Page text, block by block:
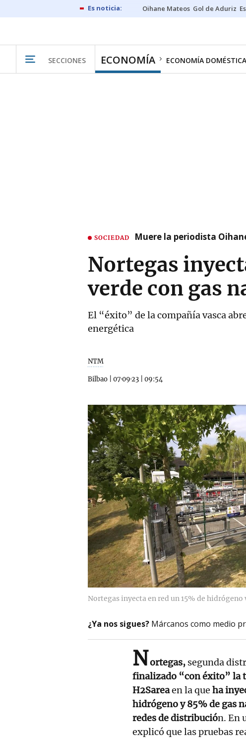
Oihane Mateos Gol de Aduriz
SECCIONES ECONOMÍA ECONOMÍA DOMÉSTICA
SOCIEDAD Muere la periodista
Nortegas
verde con gas
El “éxito” de la compañía vasca
energética
NTM
Bilbao 07·09·23 09:54
Nortegas inyecta en red un 15% de hidrógeno
¿Ya nos sigues? Márcanos como medio
Nortegas, segunda
finalizado “con éxito” la
H2Sareaen la que ha
hidrógeno y 85% de gas
redes de distribución. En
explicó que las pruebas